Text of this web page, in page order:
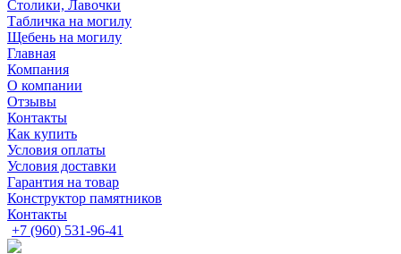
Столики, Лавочки
Табличка на могилу
Щебень на могилу
Главная
Компания
О компании
Отзывы
Контакты
Как купить
Условия оплаты
Условия доставки
Гарантия на товар
Конструктор памятников
Контакты
+7 (960) 531-96-41